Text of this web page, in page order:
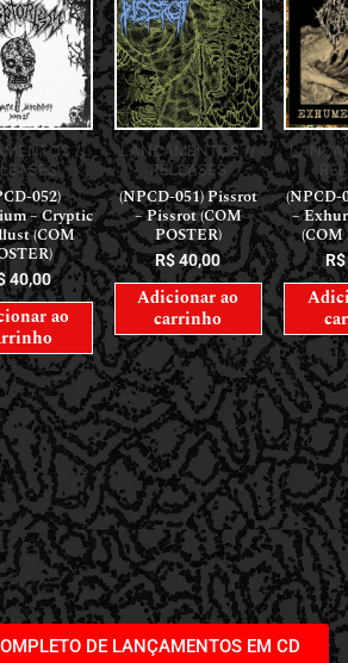
//
052)
– Cryptic
(COM
40,00
ao
LANÇAMENTOS //
RELEASES
(NPCD-051) Pissrot
– Pissrot (COM
POSTER)
R$40,00
Adicionar ao
carrinho
(NPCD-
–
(COM
R$
DE LANÇAMENTOS EM CD